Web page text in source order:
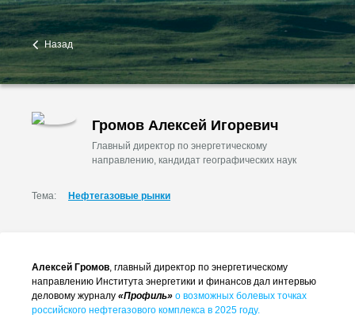
Назад
Громов Алексей Игоревич
Главный директор по энергетическому
направлению, кандидат географических наук
Тема: Нефтегазовые рынки
Алексей Громов, главный директор по энергетическому
направлению Института энергетики и финансов дал интервью
деловому журналу «Профиль» о возможных болевых точках
российского нефтегазового комплекса в 2025 году.